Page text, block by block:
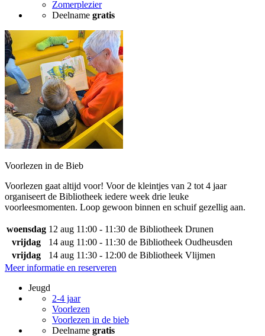
Zomerplezier
Deelname gratis
Voorlezen in de Bieb
Voorlezen gaat altijd voor! Voor de kleintjes van 2 tot 4 jaar
organiseert de Bibliotheek iedere week drie leuke
voorleesmomenten. Loop gewoon binnen en schuif gezellig aan.
woensdag 12 aug 11:00 - 11:30 de Bibliotheek Drunen
vrijdag
14 aug 11:00 - 11:30 de Bibliotheek Oudheusden
vrijdag
14 aug 11:30 - 12:00 de Bibliotheek Vlijmen
Meer informatie en reserveren
Jeugd
2-4 jaar
Voorlezen
Voorlezen in de bieb
Deelname gratis